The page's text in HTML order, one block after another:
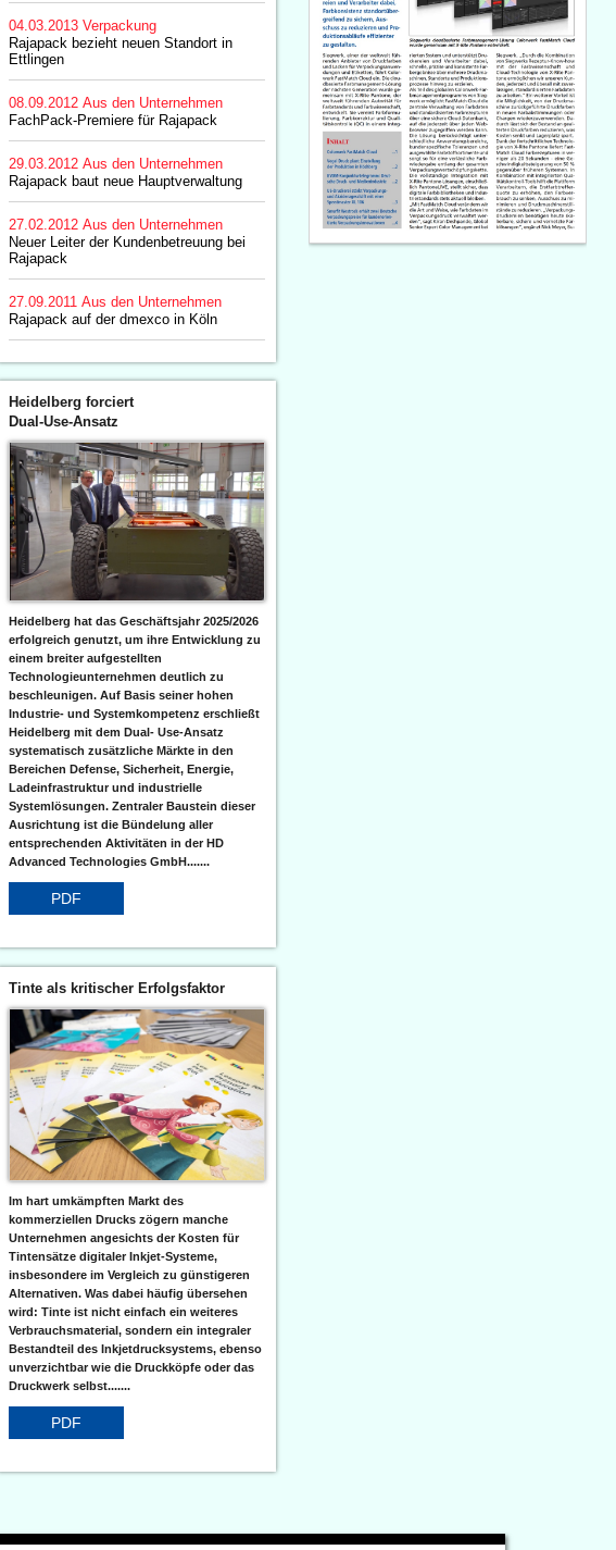
04.03.2013 Verpackung
Rajapack bezieht neuen Standort in
Ettlingen
08.09.2012 Aus den Unternehmen
FachPack-Premiere für Rajapack
29.03.2012 Aus den Unternehmen
Rajapack baut neue Hauptverwaltung
27.02.2012 Aus den Unternehmen
Neuer Leiter der Kundenbetreuung bei
Rajapack
27.09.2011 Aus den Unternehmen
Rajapack auf der dmexco in Köln
Heidelberg forciert
Dual-Use-Ansatz
Heidelberg hat das Geschäftsjahr 2025/2026
erfolgreich genutzt, um ihre Entwicklung zu
einem breiter aufgestellten
Technologieunternehmen deutlich zu
beschleunigen. Auf Basis seiner hohen
Industrie- und Systemkompetenz erschließt
Heidelberg mit dem Dual- Use-Ansatz
systematisch zusätzliche Märkte in den
Bereichen Defense, Sicherheit, Energie,
Ladeinfrastruktur und industrielle
Systemlösungen. Zentraler Baustein dieser
Ausrichtung ist die Bündelung aller
entsprechenden Aktivitäten in der HD
Advanced Technologies GmbH.......
PDF
Tinte als kritischer Erfolgsfaktor
Im hart umkämpften Markt des
kommerziellen Drucks zögern manche
Unternehmen angesichts der Kosten für
Tintensätze digitaler Inkjet-Systeme,
insbesondere im Vergleich zu günstigeren
Alternativen. Was dabei häufig übersehen
wird: Tinte ist nicht einfach ein weiteres
Verbrauchsmaterial, sondern ein integraler
Bestandteil des Inkjetdrucksystems, ebenso
unverzichtbar wie die Druckköpfe oder das
Druckwerk selbst.......
PDF